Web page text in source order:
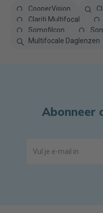
CooperVision
Clariti Multifocal
Somofilcon
Multifocale Daglenzen
Abonneer